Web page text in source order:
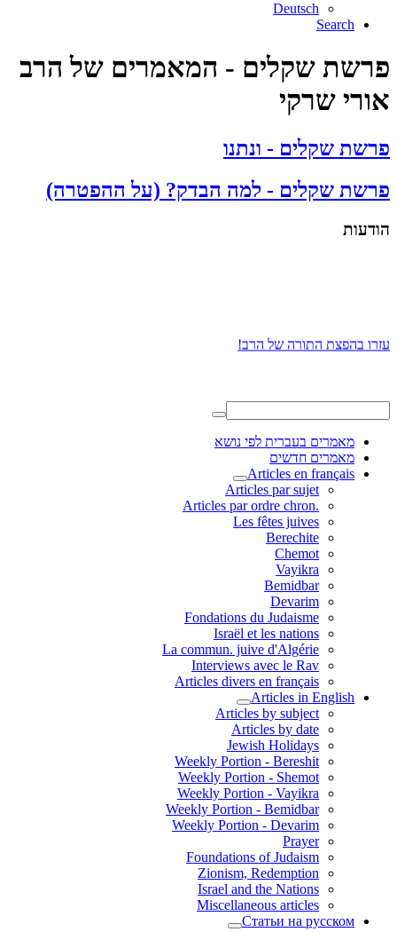
Deutsch
Search
פרשת שקלים - המאמרים של הרב
אורי שרקי
פרשת שקלים - ונתנו
פרשת שקלים - למה הבדק? (על ההפטרה)
הודעות
עזרו בהפצת התורה של הרב!
מאמרים בעברית לפי נושא
מאמרים חדשים
Articles en français
Articles par sujet
.Articles par ordre chron
Les fêtes juives
Berechite
Chemot
Vayikra
Bemidbar
Devarim
Fondations du Judaisme
Israël et les nations
La commun. juive d'Algérie
Interviews avec le Rav
Articles divers en français
Articles in English
Articles by subject
Articles by date
Jewish Holidays
Weekly Portion - Bereshit
Weekly Portion - Shemot
Weekly Portion - Vayikra
Weekly Portion - Bemidbar
Weekly Portion - Devarim
Prayer
Foundations of Judaism
Zionism, Redemption
Israel and the Nations
Miscellaneous articles
Статьи на русском